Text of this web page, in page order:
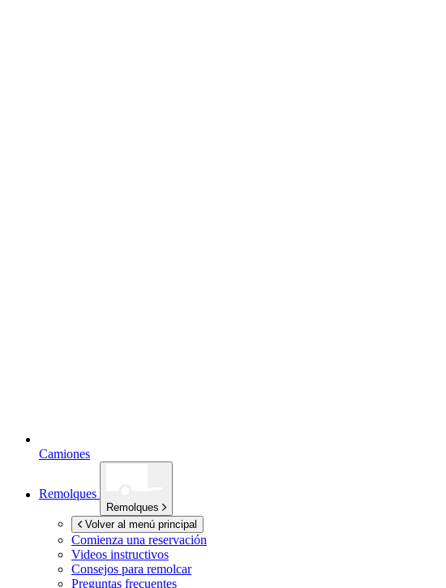
Camiones
Remolques
Remolques
Volver al menú principal
Comienza una reservación
Videos instructivos
Consejos para remolcar
Preguntas frecuentes